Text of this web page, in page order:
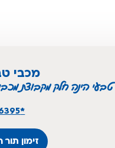
מכבי
הינה חלק מקבוצת
*6395
זימון